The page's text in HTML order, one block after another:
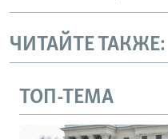
ЧИТАЙТЕ ТАКЖЕ:
ТОП-ТЕМА